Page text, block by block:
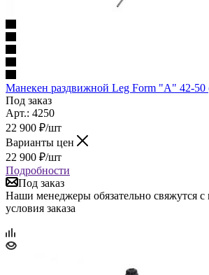
Манекен раздвижной Leg Form "А" 42-
Под заказ
Арт.: 4250
22 900 ₽/шт
Варианты цен
22 900 ₽/шт
Подробности
Под заказ
Наши менеджеры обязательно свяжутся с
условия заказа